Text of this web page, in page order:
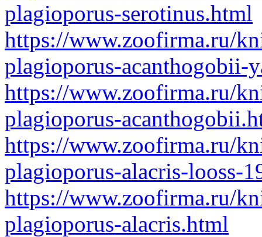
plagioporus-serotinus.html
https://www.zoofirma.ru/
plagioporus-acanthogobii-
https://www.zoofirma.ru/
plagioporus-
https://www.zoofirma.ru/
plagioporus-alacris-looss-
https://www.zoofirma.ru/
plagioporus-alacris.html